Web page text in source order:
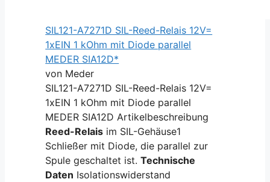
SIL121-A7271D SIL-Reed-Relais 12V=
1xEIN 1 kOhm mit Diode parallel
MEDER SIA12D*
von Meder
SIL121-A7271D SIL-Reed-Relais 12V=
1xEIN 1 kOhm mit Diode parallel
MEDER SIA12D Artikelbeschreibung
Reed-Relais im SIL-Gehäuse1
Schließer mit Diode, die parallel zur
Spule geschaltet ist.Technische
Daten Isolationswiderstand